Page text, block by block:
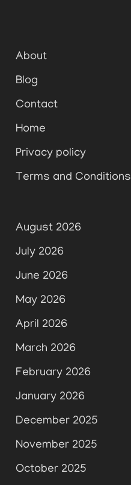
About
Blog
Contact
Home
Privacy policy
Terms and Conditions
August 2026
July 2026
June 2026
May 2026
April 2026
March 2026
February 2026
January 2026
December 2025
November 2025
October 2025